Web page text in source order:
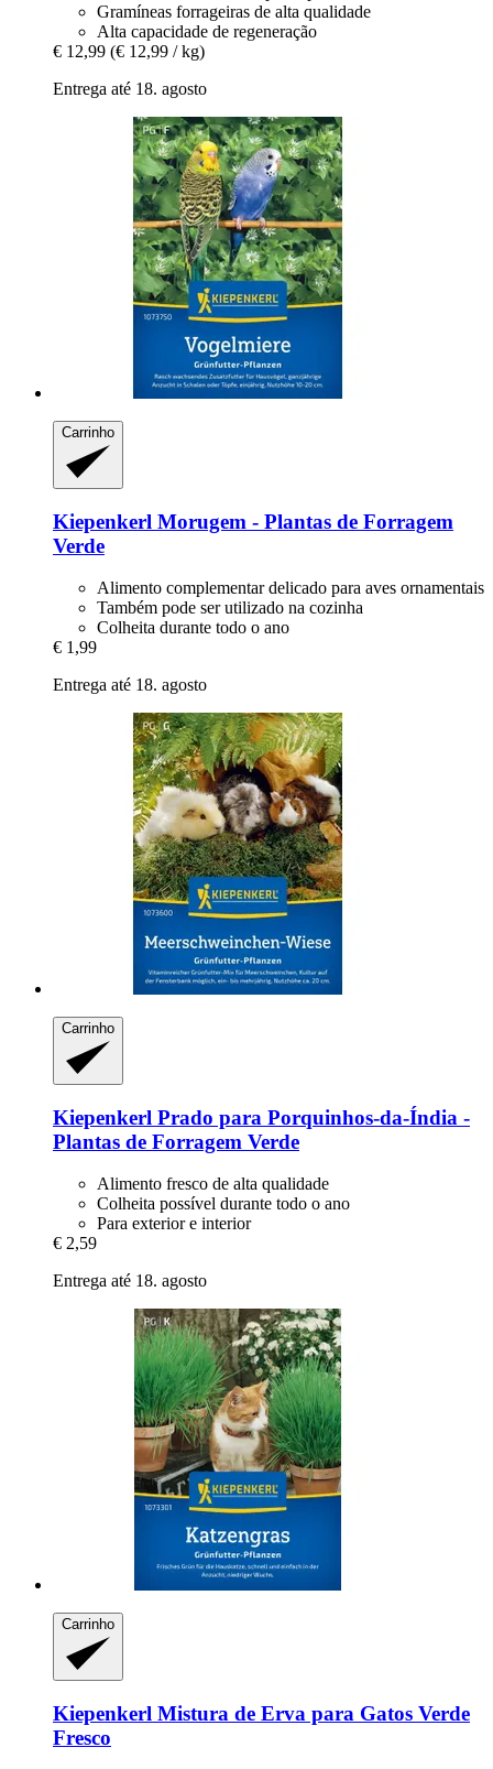
Gramíneas forrageiras de alta qualidade
Alta capacidade de regeneração
€ 12,99 (€ 12,99 / kg)
Entrega até 18. agosto
Carrinho
Kiepenkerl Morugem -​ Plantas de Forragem
Verde
Alimento complementar delicado para aves ornamentais
Também pode ser utilizado na cozinha
Colheita durante todo o ano
€ 1,99
Entrega até 18. agosto
Carrinho
Kiepenkerl Prado para Porquinhos-​da-​Índia -​
Plantas de Forragem Verde
Alimento fresco de alta qualidade
Colheita possível durante todo o ano
Para exterior e interior
€ 2,59
Entrega até 18. agosto
Carrinho
Kiepenkerl Mistura de Erva para Gatos Verde
Fresco